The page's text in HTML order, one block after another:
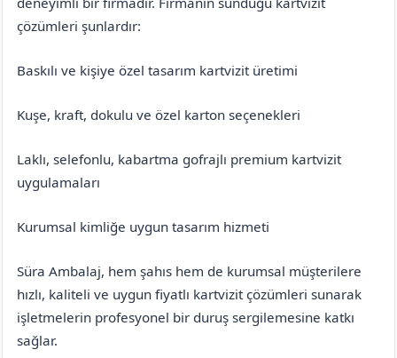
çözümleri şunlardır:
Baskılı ve kişiye özel tasarım kartvizit üretimi
Kuşe, kraft, dokulu ve özel karton seçenekleri
Laklı, selefonlu, kabartma gofrajlı premium kartvizit
uygulamaları
Kurumsal kimliğe uygun tasarım hizmeti
Süra Ambalaj, hem şahıs hem de kurumsal müşterilere
hızlı, kaliteli ve uygun fiyatlı kartvizit çözümleri sunarak
işletmelerin profesyonel bir duruş sergilemesine katkı
sağlar.